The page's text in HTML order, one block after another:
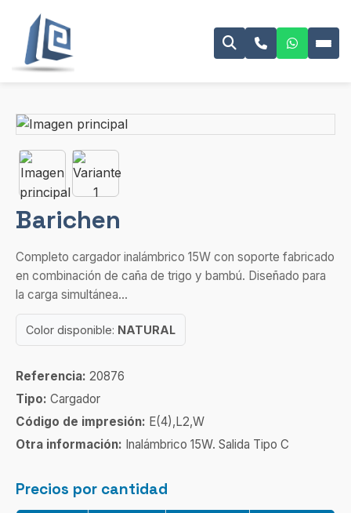
Barichen
Completo cargador inalámbrico 15W con soporte fabricado
en combinación de caña de trigo y bambú. Diseñado para
la carga simultánea...
Color disponible: NATURAL
Referencia: 20876
Tipo: Cargador
Código de impresión: E(4),L2,W
Otra información: Inalámbrico 15W. Salida Tipo C
Precios por cantidad